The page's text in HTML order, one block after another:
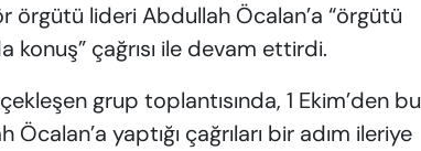
örgütü lideri Abdullah Öcalan’a “örgütü
konuş” çağrısı ile devam ettirdi.
grup toplantısında, 1 Ekim’den bu
yaptığı çağrıları bir adım ileriye